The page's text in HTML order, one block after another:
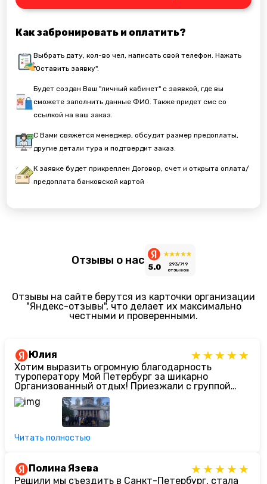
Как забронировать и оплатить?
Выбрать дату, кол-во чел, написать свой телефон. Нажать
"Оставить заявку".
Будет создан Ваш "личный кабинет" с заявкой, где вы
сможете заполнить данные ФИО. Также придет смс со
ссылкой на ваш заказ.
С Вами свяжется менеджер, обсудит размер предоплаты,
другие детали тура и подтвердит заказ.
К заявке будет прикреплен Договор, счет и открыта оплата/
предоплата банковской картой
Отзывы о нас
5.0
293/719
отзывов
Отзывы на сайте берутся из карточки организации
"Яндекс-отзывы", что делает их максимально
честными и проверенными.
Юлия
Хотим выразить огромную благодарность
туроператору Мой Петербург за шикарно
Организованный отдых! Приезжали с группой
девятиклассников. Ребят сейчас сложно чем-то
заинтересовать, но нам подобрали
бомбическую программу в сопровождении с
гидом (Юлия). Встреча, размещение,
сопровождение, питание - мы в восторге от
всего! Отдельная благодарность нашему
внимательный подход к клиентам
Читать полностью
Полина Язева
Решили мы съездить в Санкт-Петербург, стала